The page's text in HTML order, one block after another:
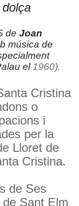
deJoan
música de
el 1960).
Cristina
o
i
per la
Lloret de
Cristina.
de Ses
Sant Elm